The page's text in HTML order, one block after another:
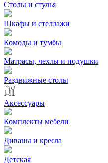
Столы и стулья
Шкафы и стеллажи
Комоды и тумбы
Матрасы, чехлы и подушки
Раздвижные столы
Аксессуары
Комплекты мебели
Диваны и кресла
Детская